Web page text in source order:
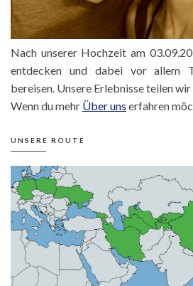
Nach unserer Hochzeit am
entdecken und dabei vor allem
bereisen. Unsere Erlebnisse teilen
Wenn du mehr Über uns erfahren
UNSERE ROUTE